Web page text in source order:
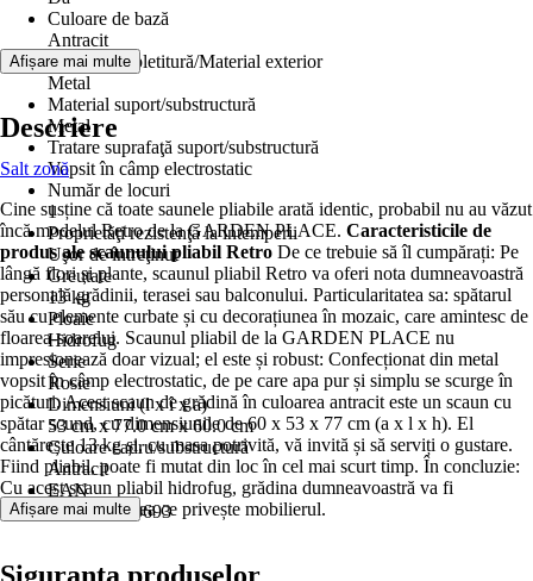
Culoare de bază
Antracit
Material împletitură/Material exterior
Metal
Material suport/substructură
Metal
Tratare suprafaţă suport/substructură
Vopsit în câmp electrostatic
Număr de locuri
1
Proprietăţi rezistenţă la intemperii
Uşor de întreţinut
Greutate
13 kg
Ploaie
Hidrofug
Serie
Rosie
Dimensiuni (l x î x a)
53 cm x 77.0 cm x 60.0 cm
Culoare cadru/substructură
Antracit
EAN
4306517530693
Afișare mai multe
Descriere
Salt zonă
Cine susține că toate saunele pliabile arată identic, probabil nu au văzut
încă modelul Retro de la GARDEN PLACE. Caracteristicile de
produs ale scaunului pliabil Retro De ce trebuie să îl cumpărați: Pe
lângă flori și plante, scaunul pliabil Retro va oferi nota dumneavoastră
personală grădinii, terasei sau balconului. Particularitatea sa: spătarul
său cu elemente curbate și cu decorațiunea în mozaic, care amintesc de
floarea-soarelui. Scaunul pliabil de la GARDEN PLACE nu
impresionează doar vizual; el este și robust: Confecționat din metal
vopsit în câmp electrostatic, de pe care apa pur și simplu se scurge în
picături. Acest scaun de grădină în culoarea antracit este un scaun cu
spătar scund, cu dimensiunile de 60 x 53 x 77 cm (a x l x h). El
cântărește 13 kg și, cu masa potrivită, vă invită și să serviți o gustare.
Fiind pliabil, poate fi mutat din loc în cel mai scurt timp. În concluzie:
Cu acest scaun pliabil hidrofug, grădina dumneavoastră va fi
înfloritoare și în ceea ce privește mobilierul.
Afișare mai multe